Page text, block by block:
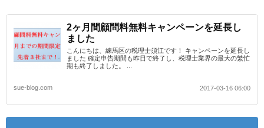
2ヶ月間顧問料無料キャンペーンを延長し
ました
こんにちは、練馬区の税理士須江です！ キャンペーンを延長し
ました 確定申告期間も昨日で終了し、税理士業界の最大の繁忙
期も終了しました。 ...
sue-blog.com 2017-03-16 06:00